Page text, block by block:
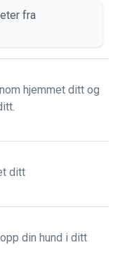
fra
hjemmet ditt og
ditt
din hund i ditt